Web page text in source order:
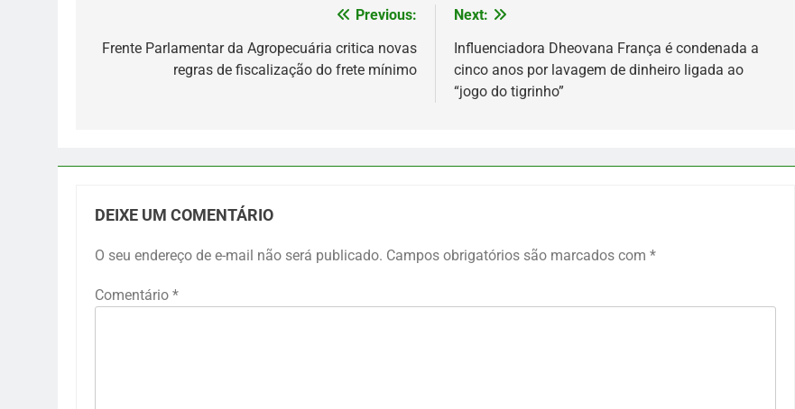
de
Previous:
Frente Parlamentar da Agropecuária critica novas
regras de fiscalização do frete mínimo
Next:
Influenciadora Dheovana França é condenada a
cinco anos por lavagem de dinheiro ligada ao
“jogo do tigrinho”
DEIXE UM COMENTÁRIO
O seu endereço de e-mail não será publicado. Campos obrigatórios são marcados com *
Comentário *